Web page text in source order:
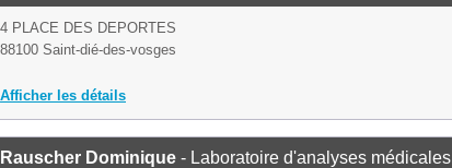
4 PLACE DES DEPORTES
88100 Saint-dié-des-vosges
Afficher les détails
Rauscher Dominique - Laboratoire d'analyses médicales